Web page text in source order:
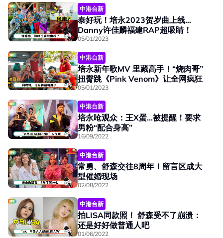
中港台新
泰好玩！培永2023贺岁曲上线…
Danny许佳麟福建RAP超吸睛！
05/01/2023
中港台新
培永新年歌MV 里藏高手！“烧肉哥”
扭臀跳《Pink Venom》让全网疯狂
05/01/2023
中港台新
培永呛观众：王X蛋...被提醒！要求
男粉“配合身高”
16/09/2022
中港台新
常勇、舒森交往8周年！留言区成大
型催婚现场
02/08/2022
中港台新
拍LISA同款照！ 舒森受不了崩溃：
还是好好做普通人吧
01/06/2022